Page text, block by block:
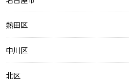
熱田区
中川区
北区